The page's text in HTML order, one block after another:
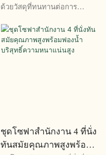
และการเสียรูป
ด้วยวัสดุที่ทนทานต่อการ
คุณภาพระดับพรีเมียม จึงมั่นใจ
ได้ถึงความสบายและมีสไตล์ที่
ชุดโซฟาสำนักงาน 4 ที่นั่ง
ทันสมัยคุณภาพสูงพร้อม